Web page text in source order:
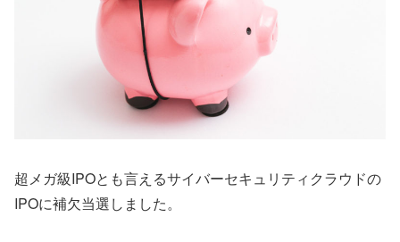
超メガ級IPOとも言えるサイバーセキュリティクラウドの
IPOに補欠当選しました。